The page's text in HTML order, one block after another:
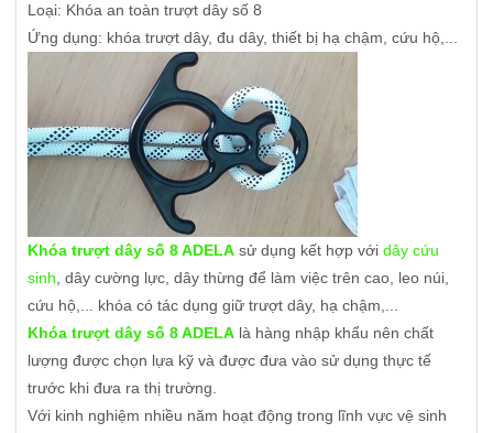
Loại: Khóa an toàn trượt dây số 8
Ứng dụng: khóa trượt dây, đu dây, thiết bị hạ chậm, cứu hộ,...
Khóa trượt dây số 8 ADELAsử dụng kết hợp với dây cứu
sinh, dây cường lực, dây thừng để làm việc trên cao, leo núi,
cứu hộ,... khóa có tác dụng giữ trượt dây, hạ chậm,...
Khóa trượt dây số 8 ADELAlà hàng nhập khẩu nên chất
lượng được chọn lựa kỹ và được đưa vào sử dụng thực tế
trước khi đưa ra thị trường.
Với kinh nghiệm nhiều năm hoạt động trong lĩnh vực vệ sinh